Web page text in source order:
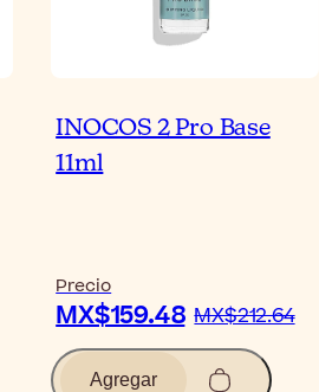
INOCOS 2 Pro Base
11ml
Precio
MX$159.48 MX$212.64
Agregar